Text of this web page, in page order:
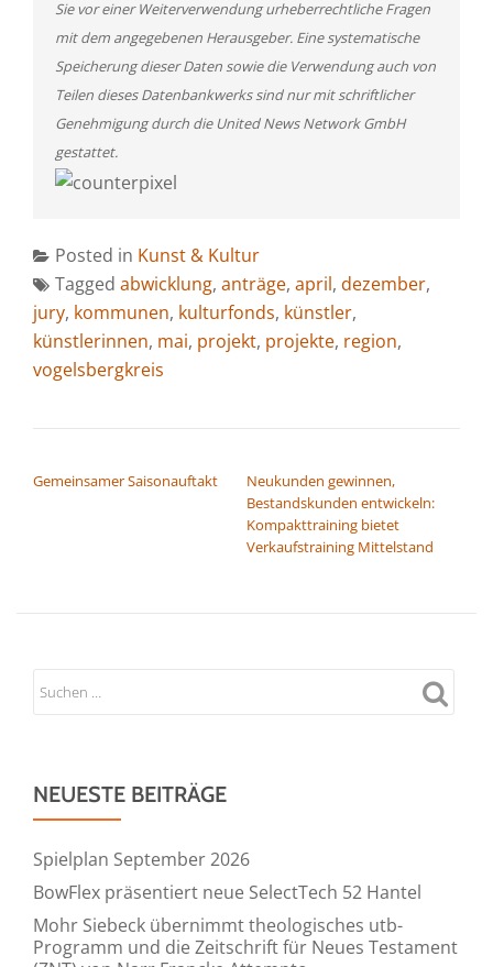
Sie vor einer Weiterverwendung urheberrechtliche Fragen
mit dem angegebenen Herausgeber. Eine systematische
Speicherung dieser Daten sowie die Verwendung auch von
Teilen dieses Datenbankwerks sind nur mit schriftlicher
Genehmigung durch die United News Network GmbH
gestattet.
Posted in Kunst & Kultur
Tagged abwicklung, anträge, april, dezember,
jury, kommunen, kulturfonds, künstler,
künstlerinnen, mai, projekt, projekte, region,
vogelsbergkreis
Gemeinsamer Saisonauftakt
Neukunden gewinnen,
Bestandskunden entwickeln:
Kompakttraining bietet
Verkaufstraining Mittelstand
NEUESTE BEITRÄGE
Spielplan September 2026
BowFlex präsentiert neue SelectTech 52 Hantel
Mohr Siebeck übernimmt theologisches utb-
Programm und die Zeitschrift für Neues Testament